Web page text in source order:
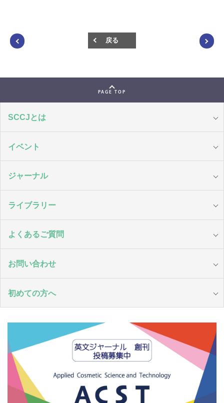
戻る
PAGE TOP
SCCJとは
イベント
ジャーナル
ライブラリー
よくあるご質問
お問い合わせ
初めての方へ